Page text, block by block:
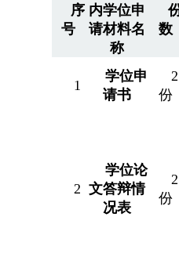
序
号
内学位申
请材料名
称
数
1
学位申
请书
2
份
2
学位论
文答辩情
况表
2
份